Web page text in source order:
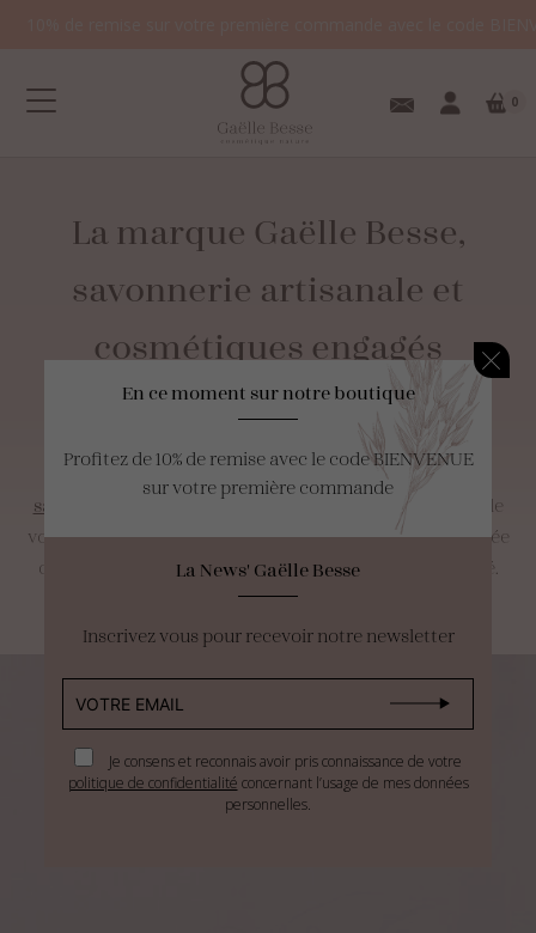
0
Votre panier est
vide.
La marque Gaëlle Besse,
savonnerie artisanale et
cosmétiques engagés
Située dans le Finistère, la savonnerie artisanale Gaëlle
Besse vous propose des gammes de savons surgras
saponifés à froid
déodorants
respectueuses de
votre peau et de votre santé, à travers une marque engagée
dans des valeurs de transparence et d’écoresponsabilité.
En ce moment sur notre boutique
Profitez de 10% de remise avec le code BIENVENUE
sur votre première commande
La News' Gaëlle Besse
Inscrivez vous pour recevoir notre newsletter
Je consens et reconnais avoir pris connaissance de votre
politique de confidentialité concernant l’usage de mes données
personnelles.